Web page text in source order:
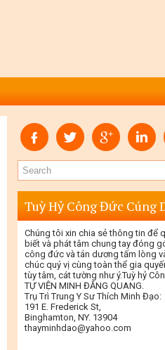
Tuỳ Hỷ Công Đức Cúng
Chúng tôi xin chia sẻ thông tin để
biết và phát tâm chung tay đóng
công đức và tán dương tấm lòng
chúc quý vị cùng toàn thể gia
tùy tâm, cát tường như ý.Tuỳ hỷ
TỰ VIỆN MINH ĐĂNG QUANG.
Trụ Trì Trung Y Sư Thích Minh Đạo:
191 E. Frederick St,
Binghamton, NY. 13904
thayminhdao@yahoo.com